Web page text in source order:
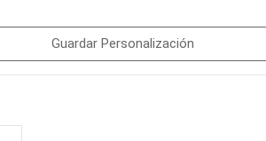
Guardar Personalización